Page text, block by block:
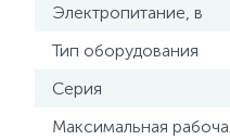
Электропитание, в
Тип оборудования
Серия
Максимальная